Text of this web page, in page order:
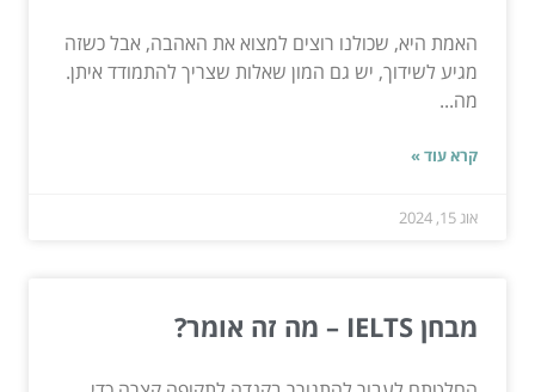
האמת היא, שכולנו רוצים למצוא את האהבה, אבל כשזה
מגיע לשידוך, יש גם המון שאלות שצריך להתמודד איתן.
מה...
קרא עוד »
אוג 15, 2024
מבחן IELTS – מה זה אומר?